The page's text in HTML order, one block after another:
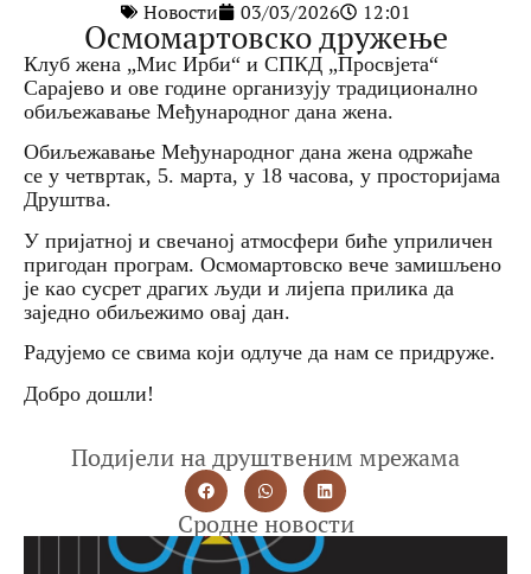
Новости 03/03/2026 12:01
Осмомартовско дружење
Клуб жена „Мис Ирби“ и СПКД „Просвјета“
Сарајево и ове године организују традиционално
обиљежавање Међународног дана жена.
Обиљежавање Међународног дана жена одржаће
се у четвртак, 5. марта, у 18 часова, у просторијама
Друштва.
У пријатној и свечаној атмосфери биће уприличен
пригодан програм. Осмомартовско вече замишљено
је као сусрет драгих људи и лијепа прилика да
заједно обиљежимо овај дан.
Радујемо се свима који одлуче да нам се придруже.
Добро дошли!
Подијели на друштвеним мрежама
Сродне новости